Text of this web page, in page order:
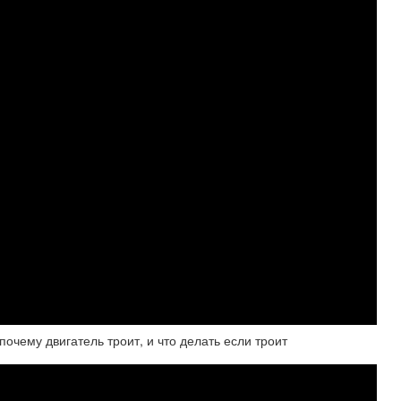
двигатель троит, и что делать если троит